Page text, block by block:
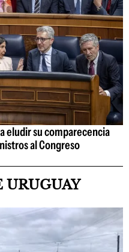
eludir su comparecencia
al Congreso
URUGUAY